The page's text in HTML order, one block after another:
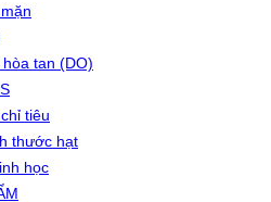
tan (DO)
tiêu
thước hạt
học